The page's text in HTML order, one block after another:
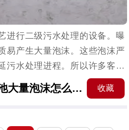
污水处理曝气池大量泡沫怎么解决？污水处理消... 收藏
进行二级污水处理的设备。曝
易产生大量泡沫。这些泡沫严
污水处理进程。所以许多客户
污水处理消泡剂，控制泡沫的
处理流程的良好运作效果，确